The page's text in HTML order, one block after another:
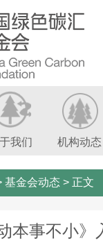
我们 机构动态
基金会动态 > 正文
本事不小